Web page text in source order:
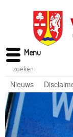
Nieuws
Menu